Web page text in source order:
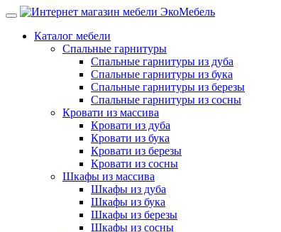
Каталог мебели
Спальные гарнитуры
Спальные гарнитуры из дуба
Спальные гарнитуры из бука
Спальные гарнитуры из березы
Спальные гарнитуры из сосны
Кровати из массива
Кровати из дуба
Кровати из бука
Кровати из березы
Кровати из сосны
Шкафы из массива
Шкафы из дуба
Шкафы из бука
Шкафы из березы
Шкафы из сосны